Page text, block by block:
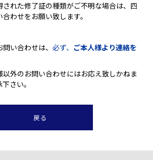
された修了証の種類がご不明な場合は、四
わせをお願い致します。
い合わせは、 必ず、 ご本人様より連絡を
外のお問い合わせにはお応え致しかねま
さい。